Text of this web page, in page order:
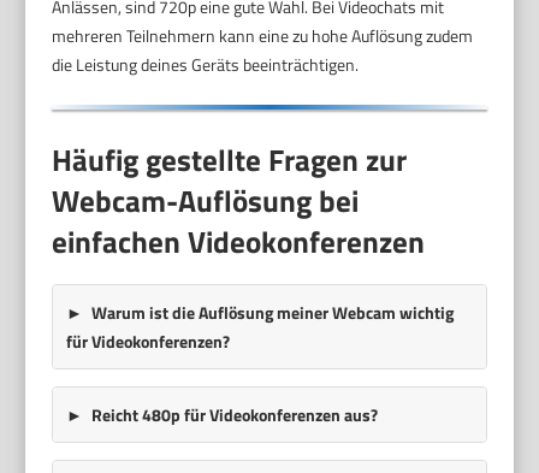
Anlässen, sind 720p eine gute Wahl. Bei Videochats mit
mehreren Teilnehmern kann eine zu hohe Auflösung zudem
die Leistung deines Geräts beeinträchtigen.
Häufig gestellte Fragen zur
Webcam-Auflösung bei
einfachen Videokonferenzen
Warum ist die Auflösung meiner Webcam wichtig
für Videokonferenzen?
Reicht 480p für Videokonferenzen aus?